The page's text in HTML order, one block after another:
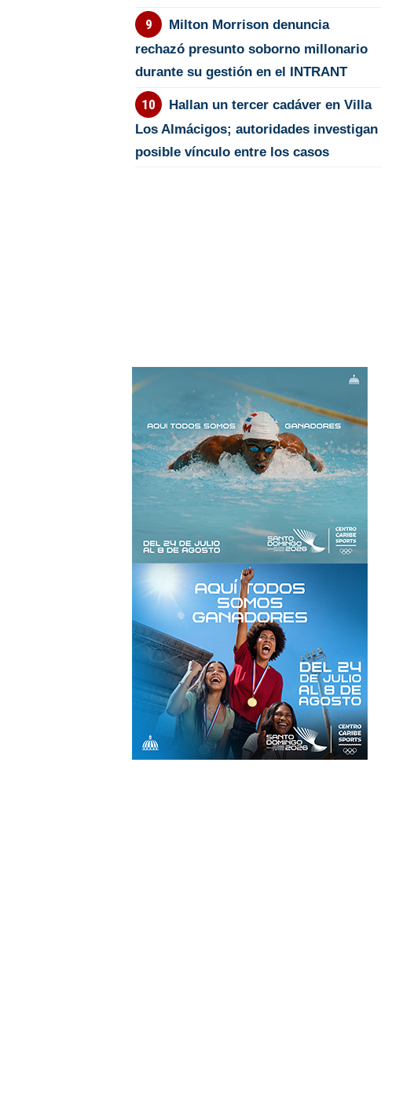
Milton Morrison denuncia
rechazó presunto soborno millonario
durante su gestión en el INTRANT
Hallan un tercer cadáver en Villa
Los Almácigos; autoridades investigan
posible vínculo entre los casos